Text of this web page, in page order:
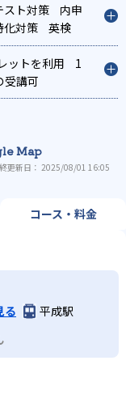
スト対策
内申
化対策
英検
数学特化対
科目別特化対策
ットを利用
1
受講可
Map
更新日： 2025/08/01 16:05
コース・料金
る
平成駅